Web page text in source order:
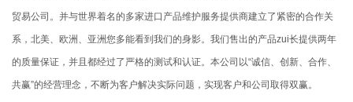
贸易公司。并与世界着名的多家进口产品维护服务提供商建立了紧密的合作关
系，北美、欧洲、亚洲您多能看到我们的身影。我们售出的产品zui长提供两年
的质量保证，并且都经过了严格的测试和认证。本公司以“诚信、创新、合作、
共赢”的经营理念，不断为客户解决实际问题，实现客户和公司取得双赢。